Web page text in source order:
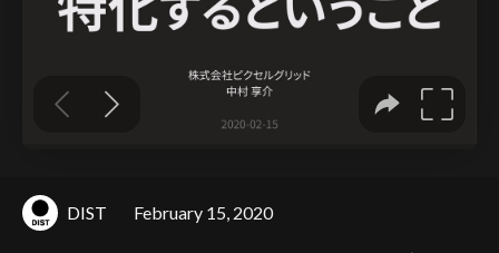
DIST February 15, 2020